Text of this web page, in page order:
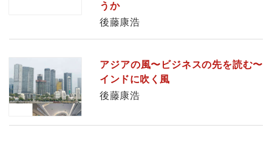
うか
後藤康浩
アジアの風〜ビジネスの先を読む〜
インドに吹く風
後藤康浩